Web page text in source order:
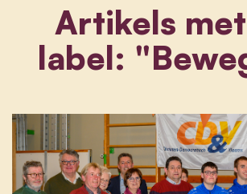
Artikels
label: